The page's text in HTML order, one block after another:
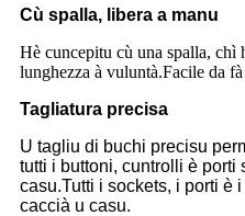
Cù spalla, libera a manu
Hè cuncepitu cù una spalla, chì
lunghezza à vuluntà.Facile da
Tagliatura precisa
U tagliu di buchi precisu
tutti i buttoni, cuntrolli è porti
casu.Tutti i sockets, i porti è
caccià u casu.